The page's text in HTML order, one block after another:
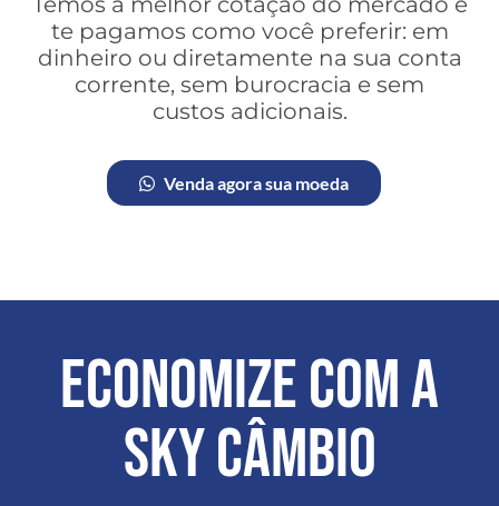
te pagamos como você preferir: em
dinheiro ou diretamente na sua conta
corrente, sem burocracia e sem
custos adicionais.
Venda agora sua moeda
ECONOMIZE COM A
SKY CÂMBIO